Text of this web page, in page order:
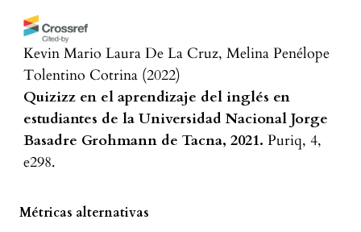
Kevin Mario Laura De La Cruz, Melina Penélope
Tolentino Cotrina (2022)
Quizizz en el aprendizaje del inglés en
estudiantes de la Universidad Nacional Jorge
Basadre Grohmann de Tacna, 2021. Puriq, 4,
e298.
Métricas alternativas